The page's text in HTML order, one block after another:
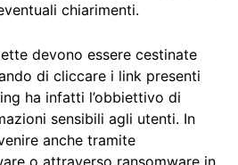
chiarimenti.
devono essere cestinate
di cliccare i link presenti
ha infatti l’obbiettivo di
sensibili agli utenti. In
anche tramite